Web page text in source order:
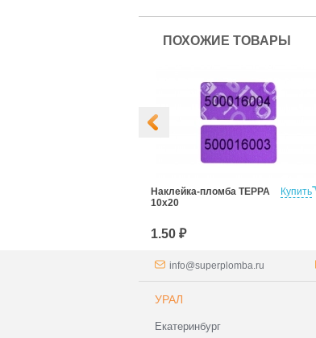
ПОХОЖИЕ ТОВАРЫ
Купить
Наклейка-пломба ТЕРРА
10х20
1.50 ₽
info@superplomba.ru
УРАЛ
Екатеринбург